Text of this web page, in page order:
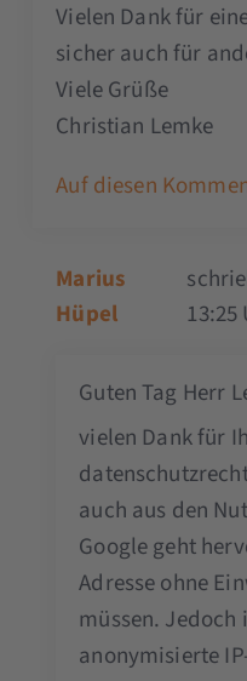
Vielen Dank für
sicher auch für
Viele Grüße
Christian Lemke
Auf diesen
Marius
Hüpel
13:25
Guten Tag Herr
vielen Dank für
auch aus den
Google geht
Adresse ohne
müssen. Jedoch
anonymisierte